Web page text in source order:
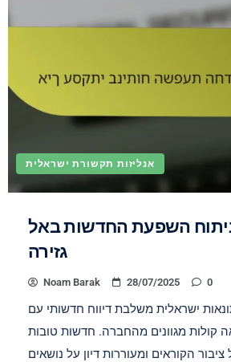
אנליזות תקשורת ישראלית
השפעת החדשות באל
גזירה
Noam Barak 28/07/2025 0
ישראלית משלבת דיווח חדשותי עם
קולות מגוונים מהחברה. חדשות טובות
הקוראים ומעוררות דיון על נושאים